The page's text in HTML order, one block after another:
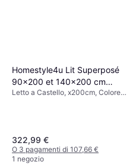
Homestyle4u Lit Superposé
90x200 et 140x200 cm
Letto a Castello
Letto a Castello, x200cm, Colore:
322,99 €
O 3 pagamenti di 107,66 €
1 negozio